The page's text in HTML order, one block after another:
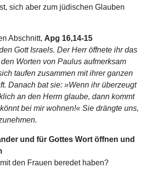
sich aber zum jüdischen Glauben
Abschnitt, Apg 16,14-15
Gott Israels. Der Herr öffnete ihr das
Worten von Paulus aufmerksam
taufen zusammen mit ihrer ganzen
Danach bat sie: »Wenn ihr überzeugt
an den Herrn glaube, dann kommt
bei mir wohnen!« Sie drängte uns,
und für Gottes Wort öffnen und
den Frauen beredet haben?